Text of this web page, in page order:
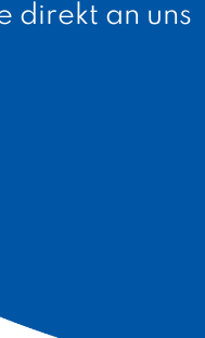
direkt an uns